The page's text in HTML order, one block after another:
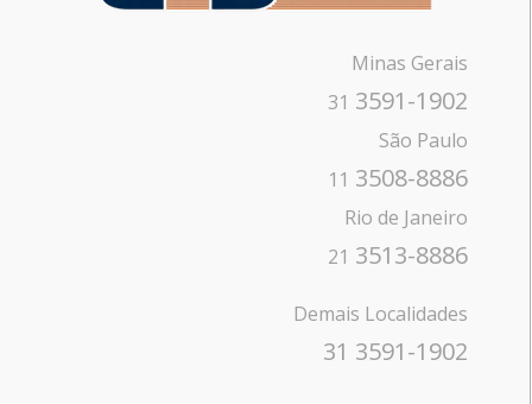
Minas Gerais
31 3591-1902
São Paulo
11 3508-8886
Rio de Janeiro
21 3513-8886
Demais Localidades
31 3591-1902